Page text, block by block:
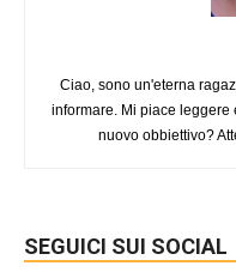
Ciao, sono un'eterna
informare. Mi piace leggere
nuovo obbiettivo?
SEGUICI SUI SOCIAL